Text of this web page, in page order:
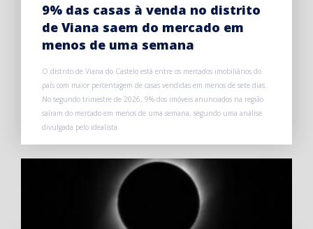
9% das casas à venda no distrito
de Viana saem do mercado em
menos de uma semana
O distrito de Viana do Castelo está entre os mercados imobiliários do
país com maior percentagem de casas vendidas em menos de sete dias.
No segundo trimestre de 2026, 9% dos imóveis anunciados na região
saíram do mercado em menos de uma semana, segundo uma análise
divulgada pelo idealista.